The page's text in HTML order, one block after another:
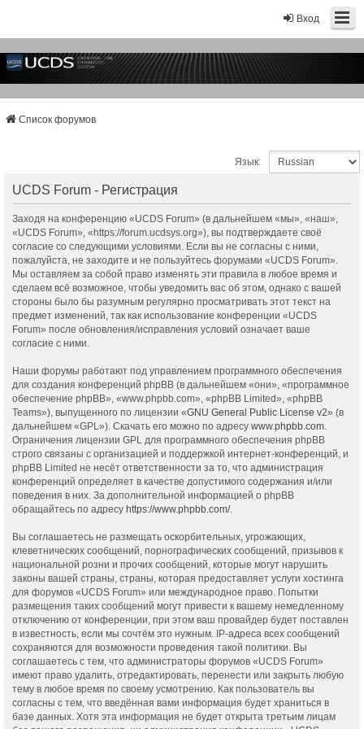
Вход
Список форумов
Язык:
UCDS Forum - Регистрация
Заходя на конференцию «UCDS Forum» (в дальнейшем «мы», «наш»,
«UCDS Forum», «https://forum.ucdsys.org»), вы подтверждаете своё
согласие со следующими условиями. Если вы не согласны с ними,
пожалуйста, не заходите и не пользуйтесь форумами «UCDS Forum».
Мы оставляем за собой право изменять эти правила в любое время и
сделаем всё возможное, чтобы уведомить вас об этом, однако с вашей
стороны было бы разумным регулярно просматривать этот текст на
предмет изменений, так как использование конференции «UCDS
Forum» после обновления/исправления условий означает ваше
согласие с ними.
Наши форумы работают под управлением программного обеспечения
для создания конференций phpBB (в дальнейшем «они», «программное
обеспечение phpBB», «www.phpbb.com», «phpBB Limited», «phpBB
Teams»), выпущенного по лицензии «GNU General Public License v2» (в
дальнейшем «GPL»). Скачать его можно по адресу www.phpbb.com.
Ограничения лицензии GPL для программного обеспечения phpBB
строго связаны с организацией и поддержкой интернет-конференций, и
phpBB Limited не несёт ответственности за то, что администрация
конференций определяет в качестве допустимого содержания и/или
поведения в них. За дополнительной информацией о phpBB
обращайтесь по адресу https://www.phpbb.com/.
Вы соглашаетесь не размещать оскорбительных, угрожающих,
клеветнических сообщений, порнографических сообщений, призывов к
национальной розни и прочих сообщений, которые могут нарушить
законы вашей страны, страны, которая предоставляет услуги хостинга
для форумов «UCDS Forum» или международное право. Попытки
размещения таких сообщений могут привести к вашему немедленному
отключению от конференции, при этом ваш провайдер будет поставлен
в известность, если мы сочтём это нужным. IP-адреса всех сообщений
сохраняются для возможности проведения такой политики. Вы
соглашаетесь с тем, что администраторы форумов «UCDS Forum»
имеют право удалить, отредактировать, перенести или закрыть любую
тему в любое время по своему усмотрению. Как пользователь вы
согласны с тем, что введённая вами информация будет храниться в
базе данных. Хотя эта информация не будет открыта третьим лицам